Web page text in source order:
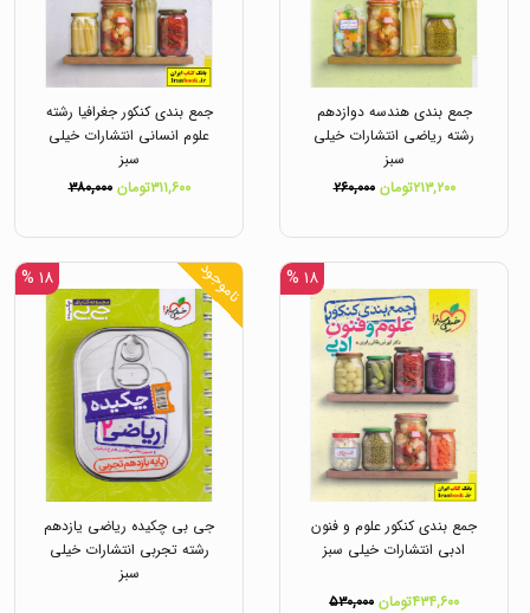
جمع بندی هندسه دوازدهم
رشته ریاضی انتشارات خیلی
سبز
۲۱۳,۲۰۰تومان
۲۶۰,۰۰۰
جمع بندی کنکور جغرافیا رشته
علوم انسانی انتشارات خیلی
سبز
۳۱۱,۶۰۰تومان
۳۸۰,۰۰۰
۱۸ %
جمع بندی کنکور علوم و فنون
ادبی انتشارات خیلی سبز
۴۳۴,۶۰۰تومان ۵۳۰,۰۰۰
ناموجود ۱۸ %
جی بی چکیده ریاضی یازدهم
رشته تجربی انتشارات خیلی
سبز